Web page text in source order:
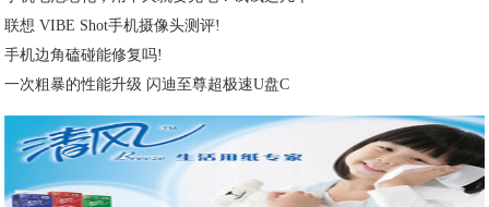
联想 VIBE Shot手机摄像头测评!
手机边角磕碰能修复吗!
一次粗暴的性能升级 闪迪至尊超极速U盘C